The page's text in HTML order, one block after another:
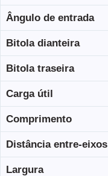
Ângulo de entrada
Bitola dianteira
Bitola traseira
Carga útil
Comprimento
Distância entre-eixos
Largura